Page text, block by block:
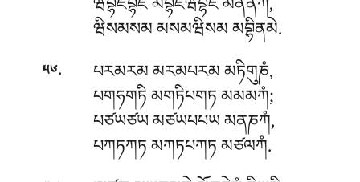
ཝིསམསམ མསམཝིསམ མབྷིནམེ.
༥༦. པརམརམ མརམཔརམ མཏིགུཎཾ,
པགཧགཏི མགཏིཔགཏ མམམཀཾ;
པཙཡཙཡ མཙཡཔཔཡ མནཎཀཾ,
པཀཏཀཏ མཀཏཔཀཏ མཙལཀཾ.